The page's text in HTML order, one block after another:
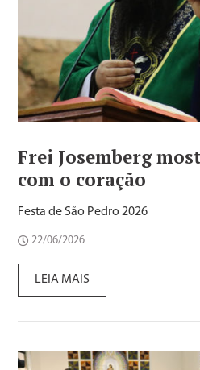
Frei Josemberg
com o coração
Festa de São Pedro 2026
22/06/2026
LEIA MAIS